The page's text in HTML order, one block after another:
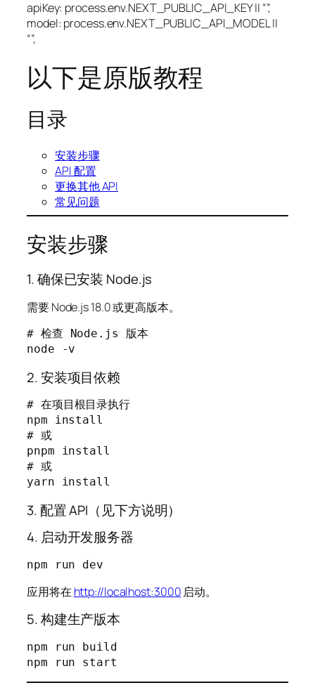
apiKey: process.env.NEXT_PUBLIC_API_KEY || “”,
model: process.env.NEXT_PUBLIC_API_MODEL ||
“”,
以下是原版教程
目录
安装步骤
API 配置
更换其他 API
常见问题
安装步骤
1. 确保已安装 Node.js
需要 Node.js 18.0 或更高版本。
# 检查 Node.js 版本
node -v
2. 安装项目依赖
# 在项目根目录执行
npm install
# 或
pnpm install
# 或
yarn install
3. 配置 API（见下方说明）
4. 启动开发服务器
npm run dev
应用将在 http://localhost:3000 启动。
5. 构建生产版本
npm run build
npm run start